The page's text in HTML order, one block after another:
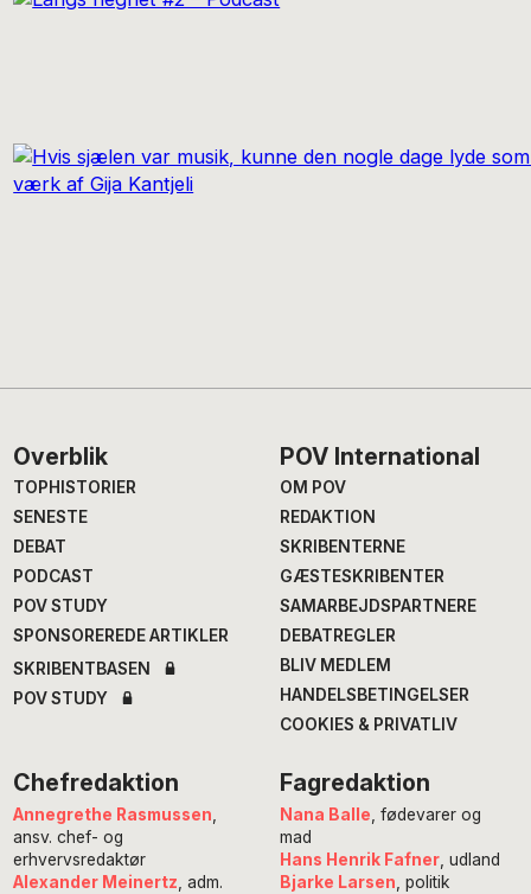
Footer
Overblik
TOPHISTORIER
SENESTE
DEBAT
PODCAST
POV STUDY
SPONSOREREDE ARTIKLER
SKRIBENTBASEN
POV STUDY
POV International
OM POV
REDAKTION
SKRIBENTERNE
GÆSTESKRIBENTER
SAMARBEJDSPARTNERE
DEBATREGLER
BLIV MEDLEM
HANDELSBETINGELSER
COOKIES & PRIVATLIV
Chefredaktion
Annegrethe Rasmussen
ansv. chef- og
erhvervsredaktør
Alexander Meinertz , adm.
Fagredaktion
Nana Balle , fødevarer og
mad
Hans Henrik Fafner, udland
Bjarke Larsen , politik